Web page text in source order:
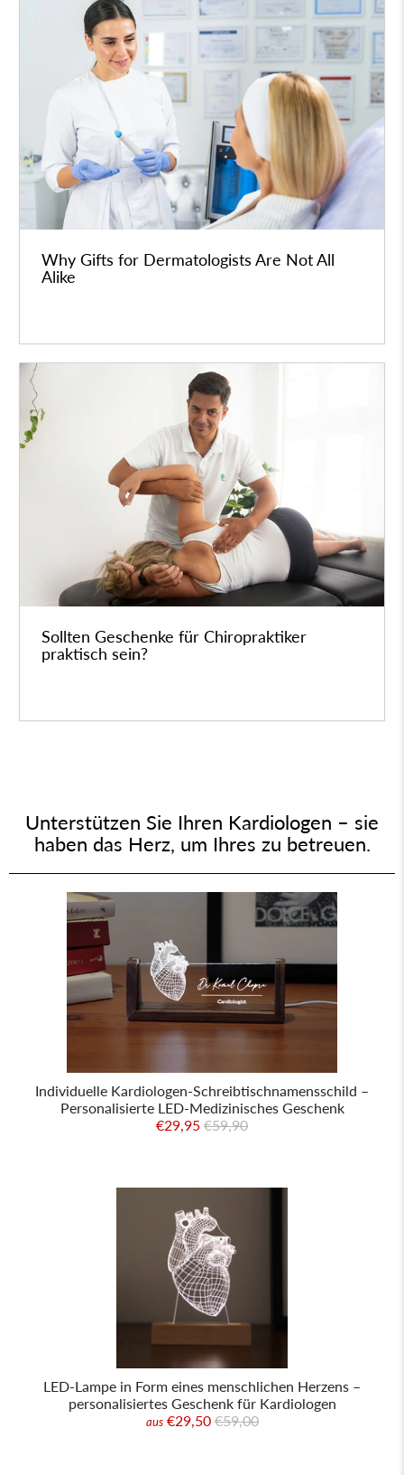
Why Gifts for Dermatologists Are Not All
Alike
Sollten Geschenke für Chiropraktiker
praktisch sein?
Unterstützen Sie Ihren Kardiologen – sie
haben das Herz, um Ihres zu betreuen.
Individuelle Kardiologen-Schreibtischnamensschild –
Personalisierte LED-Medizinisches Geschenk
€29,95 €59,90
LED-Lampe in Form eines menschlichen Herzens –
personalisiertes Geschenk für Kardiologen
aus €29,50 €59,00